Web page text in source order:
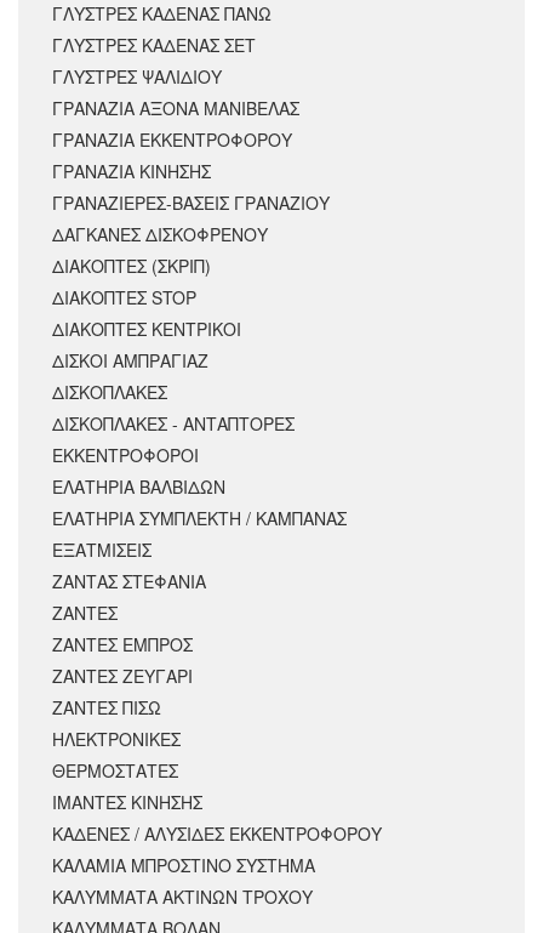
ΓΛΥΣΤΡΕΣ ΚΑΔΕΝΑΣ ΠΑΝΩ
ΓΛΥΣΤΡΕΣ ΚΑΔΕΝΑΣ ΣΕΤ
ΓΛΥΣΤΡΕΣ ΨΑΛΙΔΙΟΥ
ΓΡΑΝΑΖΙΑ ΑΞΟΝΑ ΜΑΝΙΒΕΛΑΣ
ΓΡΑΝΑΖΙΑ ΕΚΚΕΝΤΡΟΦΟΡΟΥ
ΓΡΑΝΑΖΙΑ ΚΙΝΗΣΗΣ
ΓΡΑΝΑΖΙΕΡΕΣ-ΒΑΣΕΙΣ ΓΡΑΝΑΖΙΟΥ
ΔΑΓΚΑΝΕΣ ΔΙΣΚΟΦΡΕΝΟΥ
ΔΙΑΚΟΠΤΕΣ (ΣΚΡΙΠ)
ΔΙΑΚΟΠΤΕΣ STOP
ΔΙΑΚΟΠΤΕΣ ΚΕΝΤΡΙΚΟΙ
ΔΙΣΚΟΙ ΑΜΠΡΑΓΙΑΖ
ΔΙΣΚΟΠΛΑΚΕΣ
ΔΙΣΚΟΠΛΑΚΕΣ - ΑΝΤΑΠΤΟΡΕΣ
ΕΚΚΕΝΤΡΟΦΟΡΟΙ
ΕΛΑΤΗΡΙΑ ΒΑΛΒΙΔΩΝ
ΕΛΑΤΗΡΙΑ ΣΥΜΠΛΕΚΤΗ / ΚΑΜΠΑΝΑΣ
ΕΞΑΤΜΙΣΕΙΣ
ΖΑΝΤΑΣ ΣΤΕΦΑΝΙΑ
ΖΑΝΤΕΣ
ΖΑΝΤΕΣ ΕΜΠΡΟΣ
ΖΑΝΤΕΣ ΖΕΥΓΑΡΙ
ΖΑΝΤΕΣ ΠΙΣΩ
ΗΛΕΚΤΡΟΝΙΚΕΣ
ΘΕΡΜΟΣΤΑΤΕΣ
ΙΜΑΝΤΕΣ ΚΙΝΗΣΗΣ
ΚΑΔΕΝΕΣ / ΑΛΥΣΙΔΕΣ ΕΚΚΕΝΤΡΟΦΟΡΟΥ
ΚΑΛΑΜΙΑ ΜΠΡΟΣΤΙΝΟ ΣΥΣΤΗΜΑ
ΚΑΛΥΜΜΑΤΑ ΑΚΤΙΝΩΝ ΤΡΟΧΟΥ